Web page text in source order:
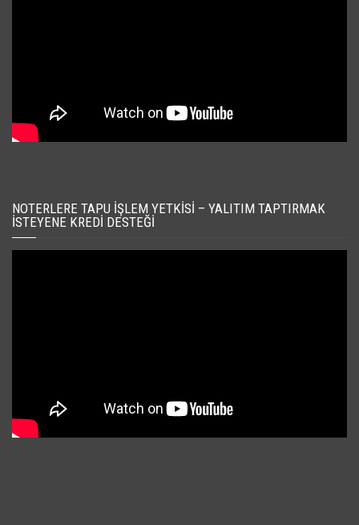
NOTERLERE TAPU İŞLEM YETKISI – YALITIM TAPTIRMAK
İSTEYENE KREDI DESTEĞI